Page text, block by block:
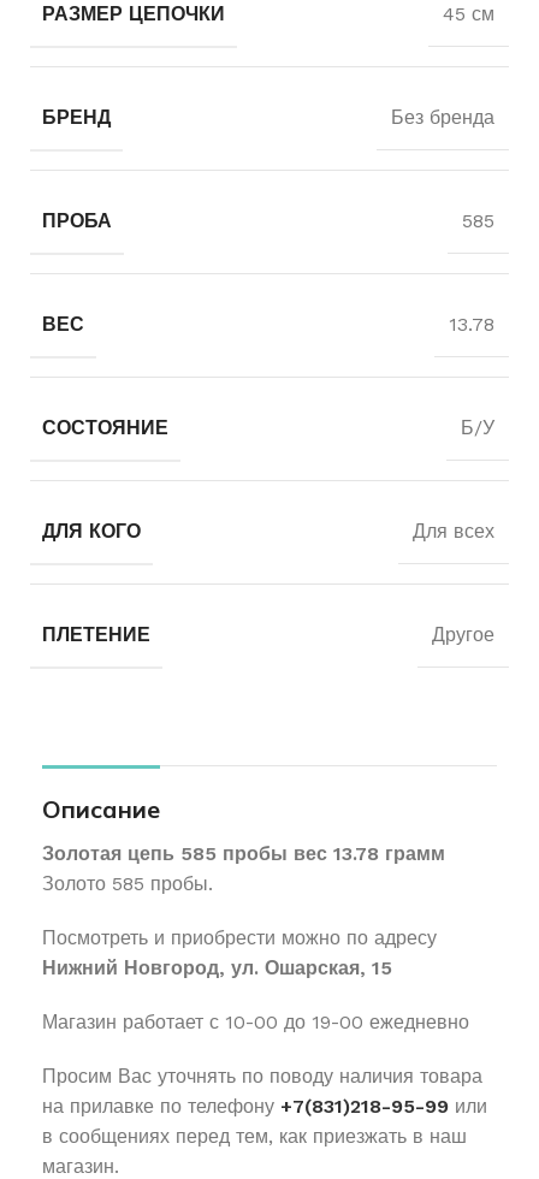
РАЗМЕР ЦЕПОЧКИ 45 см
БРЕНД Без бренда
ПРОБА 585
ВЕС 13.78
СОСТОЯНИЕ Б/У
ДЛЯ КОГО Для всех
ПЛЕТЕНИЕ Другое
Описание
Золотая цепь 585 пробы вес 13.78 грамм
Золото 585 пробы.
Посмотреть и приобрести можно по адресу
Нижний Новгород, ул. Ошарская, 15
Магазин работает с 10-00 до 19-00 ежедневно
Просим Вас уточнять по поводу наличия товара
на прилавке по телефону +7(831)218-95-99 или
в сообщениях перед тем, как приезжать в наш
магазин.